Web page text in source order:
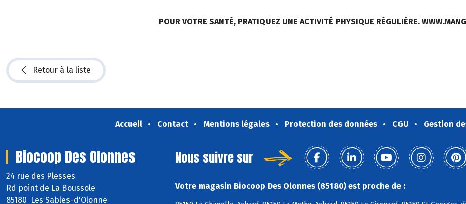
POUR VOTRE SANTÉ, PRATIQUEZ UNE ACTIVITÉ PHYSIQUE RÉGULIÈRE.
Retour à la liste
Accueil Contact Mentions légales Protection des données CGU Gestion
Biocoop Des Olonnes
24 rue des Plesses
Rd point de La Boussole
85180 Les Sables-d'Olonne
Nous suivre sur
Votre magasin Biocoop Des Olonnes (85180) est proche de :